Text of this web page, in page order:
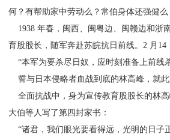
何？有帮助家中劳动么？常伯身体还强健么
1938 年春，闽西、闽粤边、闽赣边和浙
育股股长，随军奔赴苏皖抗日前线。2 月 14
“本军为要杀尽日奴，应时刻准备上前线
誓与日本侵略者血战到底的林高峰，就此
全面抗战中，身为宣传教育股股长的林
大伯等人写了第四封家书：
“诸君，我们眼光要看得远，光明的日子